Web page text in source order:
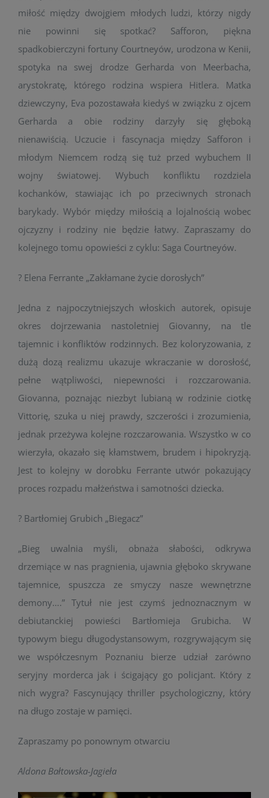
miłość między dwojgiem młodych ludzi, którzy nigdy
nie powinni się spotkać? Safforon, piękna
spadkobierczyni fortuny Courtneyów, urodzona w Kenii,
spotyka na swej drodze Gerharda von Meerbacha,
arystokratę, którego rodzina wspiera Hitlera. Matka
dziewczyny, Eva pozostawała kiedyś w związku z ojcem
Gerharda a obie rodziny darzyły się głęboką
nienawiścią. Uczucie i fascynacja między Safforon i
młodym Niemcem rodzą się tuż przed wybuchem II
wojny światowej. Wybuch konfliktu rozdziela
kochanków, stawiając ich po przeciwnych stronach
barykady. Wybór między miłością a lojalnością wobec
ojczyzny i rodziny nie będzie łatwy. Zapraszamy do
kolejnego tomu opowieści z cyklu: Saga Courtneyów.
? Elena Ferrante „Zakłamane życie dorosłych”
Jedna z najpoczytniejszych włoskich autorek, opisuje
okres dojrzewania nastoletniej Giovanny, na tle
tajemnic i konfliktów rodzinnych. Bez koloryzowania, z
dużą dozą realizmu ukazuje wkraczanie w dorosłość,
pełne wątpliwości, niepewności i rozczarowania.
Giovanna, poznając niezbyt lubianą w rodzinie ciotkę
Vittorię, szuka u niej prawdy, szczerości i zrozumienia,
jednak przeżywa kolejne rozczarowania. Wszystko w co
wierzyła, okazało się kłamstwem, brudem i hipokryzją.
Jest to kolejny w dorobku Ferrante utwór pokazujący
proces rozpadu małżeństwa i samotności dziecka.
? Bartłomiej Grubich „Biegacz”
„Bieg uwalnia myśli, obnaża słabości, odkrywa
drzemiące w nas pragnienia, ujawnia głęboko skrywane
tajemnice, spuszcza ze smyczy nasze wewnętrzne
demony….” Tytuł nie jest czymś jednoznacznym w
debiutanckiej powieści Bartłomieja Grubicha. W
typowym biegu długodystansowym, rozgrywającym się
we współczesnym Poznaniu bierze udział zarówno
seryjny morderca jak i ścigający go policjant. Który z
nich wygra? Fascynujący thriller psychologiczny, który
na długo zostaje w pamięci.
Zapraszamy po ponownym otwarciu
Aldona Bałtowska-Jagieła